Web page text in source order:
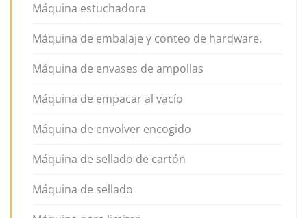
Máquina estuchadora
Máquina de embalaje y conteo de hardware.
Máquina de envases de ampollas
Máquina de empacar al vacío
Máquina de envolver encogido
Máquina de sellado de cartón
Máquina de sellado